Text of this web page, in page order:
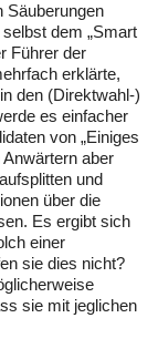
Säuberungen
dem „Smart
Führer der
erklärte,
den (Direktwahl-)
es einfacher
von „Einiges
aber
und
über die
Es ergibt sich
einer
sie dies nicht?
sie mit jeglichen